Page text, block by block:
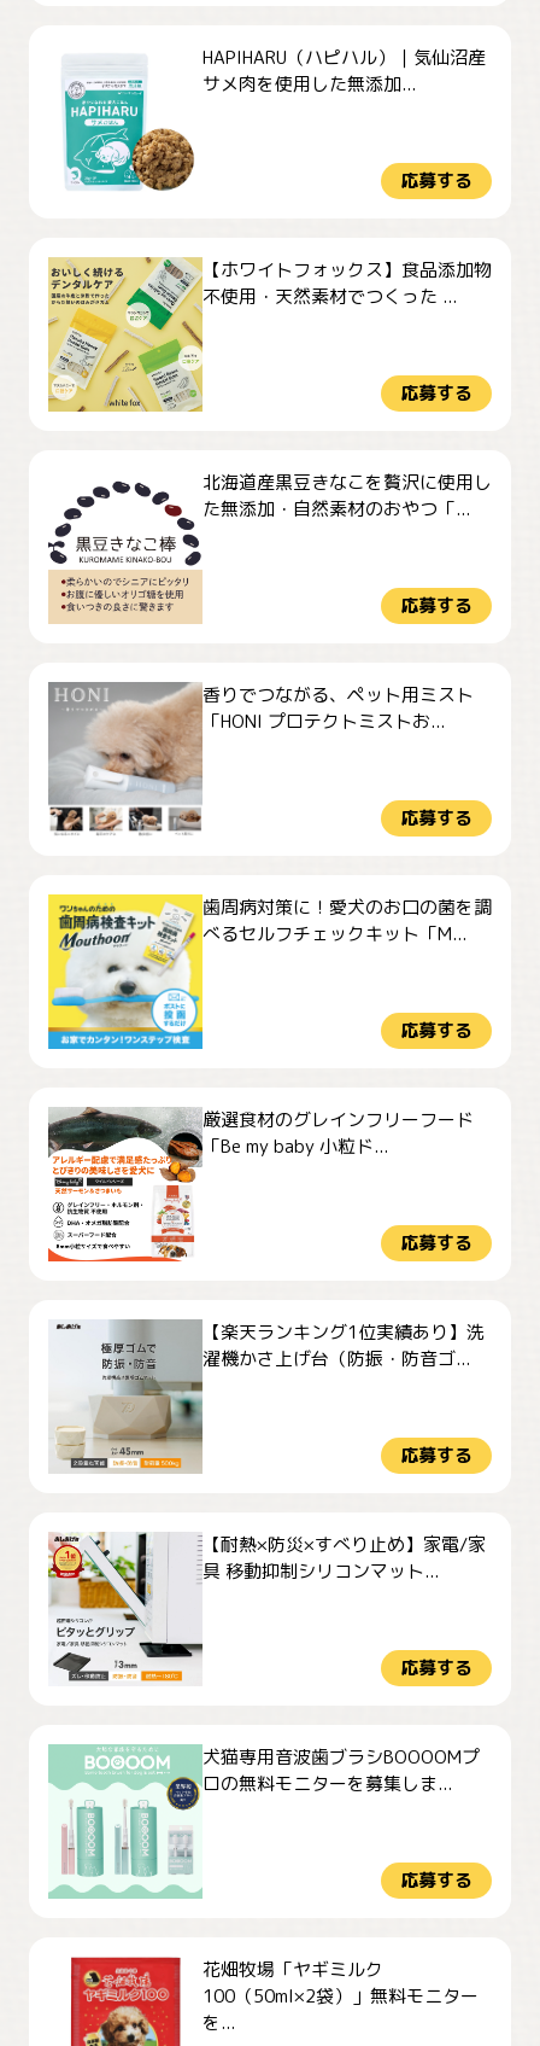
HAPIHARU（ハピハル）｜気仙沼産
サメ肉を使用した無添加...
応募する
【ホワイトフォックス】食品添加物
不使用・天然素材でつくった ...
応募する
北海道産黒豆きなこを贅沢に使用し
た無添加・自然素材のおやつ「...
応募する
香りでつながる、ペット用ミスト
「HONI プロテクトミストお...
応募する
歯周病対策に！愛犬のお口の菌を調
べるセルフチェックキット「M...
応募する
厳選食材のグレインフリーフード
「Be my baby 小粒ド...
応募する
【楽天ランキング1位実績あり】洗
濯機かさ上げ台（防振・防音ゴ...
応募する
【耐熱×防災×すべり止め】家電/家
具 移動抑制シリコンマット...
応募する
犬猫専用音波歯ブラシBOOOOMプ
ロの無料モニターを募集しま...
応募する
花畑牧場「ヤギミルク
100（50ml×2袋）」無料モニター
を...